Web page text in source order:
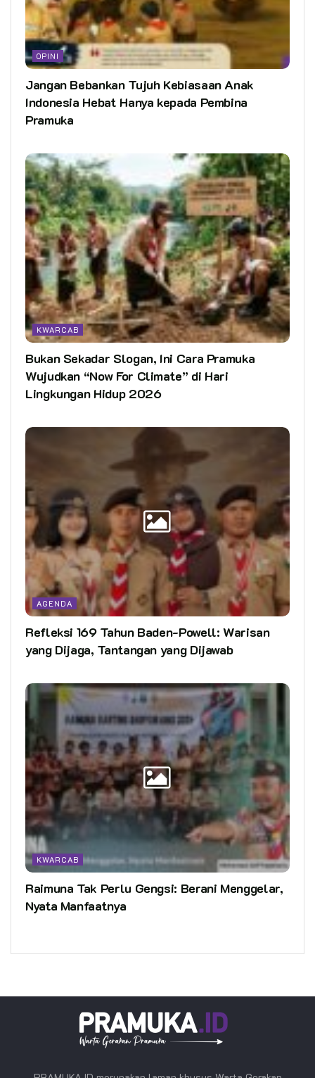
OPINI
Jangan Bebankan Tujuh Kebiasaan Anak
Indonesia Hebat Hanya kepada Pembina
Pramuka
KWARCAB
Bukan Sekadar Slogan, Ini Cara Pramuka
Wujudkan “Now For Climate” di Hari
Lingkungan Hidup 2026
AGENDA
Refleksi 169 Tahun Baden-Powell: Warisan
yang Dijaga, Tantangan yang Dijawab
KWARCAB
Raimuna Tak Perlu Gengsi: Berani Menggelar,
Nyata Manfaatnya